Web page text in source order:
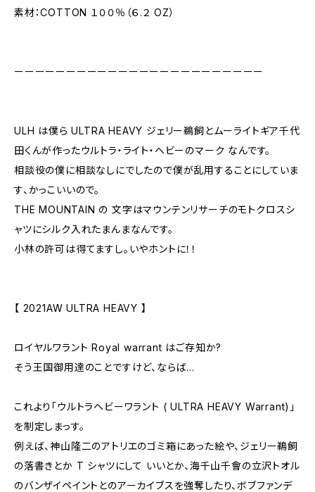
素材：COTTON １００％（６.２ OZ）
ーーーーーーーーーーーーーーーーーーーーーーーー
ULH は僕ら ULTRA HEAVY ジェリー鵜飼とムーライトギア千代
田くんが作ったウルトラ・ライト・ヘビーのマーク なんです。
相談役の僕に相談なしにでしたので僕が乱用することにしていま
す、かっこいいので。
THE MOUNTAIN の 文字はマウンテンリサーチのモトクロスシ
ャツにシルク入れたまんまなんです。
小林の許可は得てますし。いやホントに！！
【 2021AW ULTRA HEAVY 】
ロイヤルワラント Royal warrant はご存知か?
そう王国御用達のことですけど、ならば…
これより「ウルトラヘビーワラント ( ULTRA HEAVY Warrant)」
を制定しまっす。
例えば、神山隆二のアトリエのゴミ箱にあった絵や、ジェリー鵜飼
の落書きとか T シャツにして いいとか、海千山千會の立沢トオル
のバンザイペイントとのアーカイブスを強奪したり、ボブファンデ